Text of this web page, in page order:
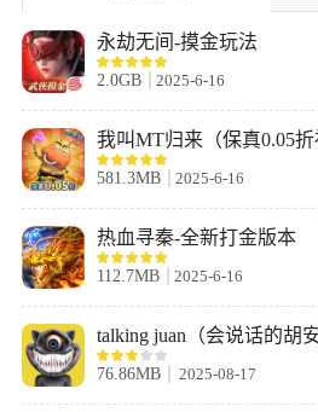
手游亮点
1.形象：炸弹小分队动作丰富自然，超
角色的形象都是完全不同；
2.炸弹：粘性炸弹、触觉炸弹、冰冻炸
择，更好前去冒险。
版本：当前游戏的版本是最新的版本，
你完美的游戏享受；
4.任务：日常任务大多都是比较的简单
永劫无间-摸金玩法
2.0GB 2025-6-16
我叫MT归来（保真0.05折
581.3MB 2025-6-16
热血寻秦-全新打金版本
112.7MB 2025-6-16
talking juan（会说话的胡
76.86MB 2025-08-17